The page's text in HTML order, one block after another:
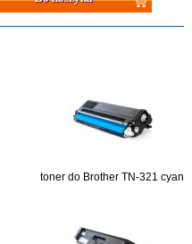
toner do Brother TN-321 cyan